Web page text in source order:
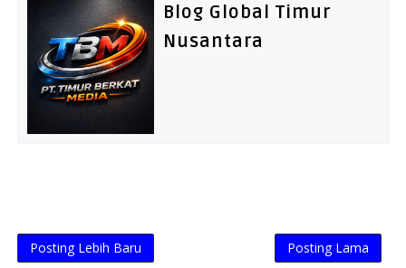
Blog Global Timur
Nusantara
Posting Lebih Baru Posting Lama